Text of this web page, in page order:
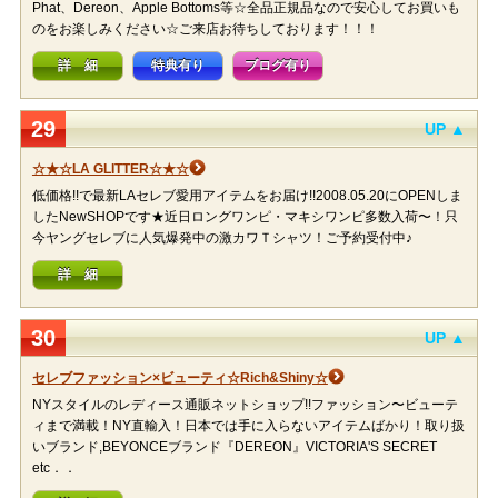
Phat、Dereon、Apple Bottoms等☆全品正規品なので安心してお買いも
のをお楽しみください☆ご来店お待ちしております！！！
詳 細 特典有り ブログ有り
29 UP ▲
☆★☆LA GLITTER☆★☆
低価格!!で最新LAセレブ愛用アイテムをお届け!!2008.05.20にOPENしま
したNewSHOPです★近日ロングワンピ・マキシワンピ多数入荷〜！只
今ヤングセレブに人気爆発中の激カワＴシャツ！ご予約受付中♪
詳 細
30 UP ▲
セレブファッション×ビューティ☆Rich&Shiny☆
NYスタイルのレディース通販ネットショップ!!ファッション〜ビューテ
ィまで満載！NY直輸入！日本では手に入らないアイテムばかり！取り扱
いブランド,BEYONCEブランド『DEREON』VICTORIA'S SECRET
etc．．